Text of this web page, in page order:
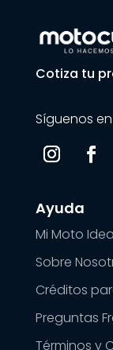
Cotiza tu
Síguenos
Ayuda
Mi Moto
Sobre
Créditos
Preguntas
Términos y